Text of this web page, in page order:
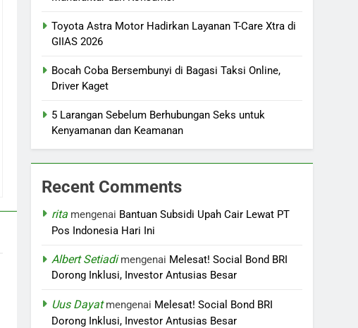
Toyota Astra Motor Hadirkan Layanan T-Care Xtra di
GIIAS 2026
Bocah Coba Bersembunyi di Bagasi Taksi Online,
Driver Kaget
5 Larangan Sebelum Berhubungan Seks untuk
Kenyamanan dan Keamanan
Recent Comments
rita mengenai Bantuan Subsidi Upah Cair Lewat PT
Pos Indonesia Hari Ini
Albert Setiadimengenai Melesat! Social Bond BRI
Dorong Inklusi, Investor Antusias Besar
Uus Dayatmengenai Melesat! Social Bond BRI
Dorong Inklusi, Investor Antusias Besar